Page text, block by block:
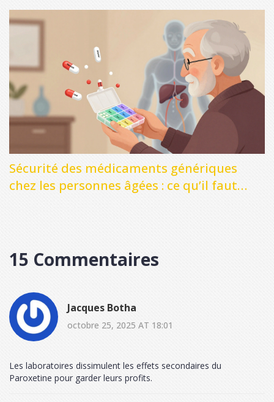
Sécurité des médicaments génériques
chez les personnes âgées : ce qu’il faut
15 Commentaires
Jacques Botha
octobre 25, 2025 AT 18:01
Les laboratoires dissimulent les effets secondaires du
Paroxetine pour garder leurs profits.